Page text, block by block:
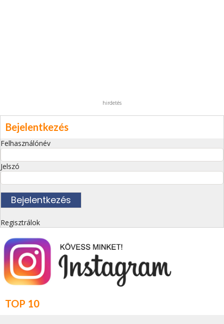
hirdetés
Bejelentkezés
Felhasználónév
Jelszó
Regisztrálok
TOP 10